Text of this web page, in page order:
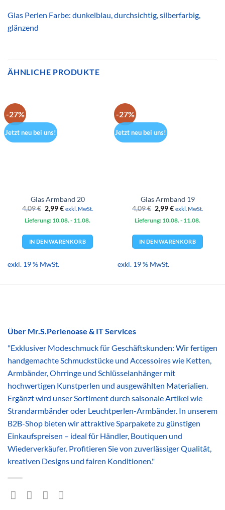
Glas Perlen Farbe: dunkelblau, durchsichtig, silberfarbig,
glänzend
ÄHNLICHE PRODUKTE
-27%
Jetzt neu bei uns!
Glas Armband 20
4,09€ Ursprünglicher
Preis
war:
2,99€Aktueller
ist:
exkl. MwSt.
Lieferung: 10.08. - 11.08.
IN DEN WARENKORB
exkl. 19 % MwSt.
-27%
Jetzt neu bei uns!
Glas Armband 19
4,09€ Ursprünglicher
Preis
war:
2,99€Aktueller
ist:
exkl. MwSt.
Lieferung: 10.08. - 11.08.
IN DEN WARENKORB
exkl. 19 % MwSt.
Über Mr.S.Perlenoase & IT Services
"Exklusiver Modeschmuck für Geschäftskunden: Wir fertigen
handgemachte Schmuckstücke und Accessoires wie Ketten,
Armbänder, Ohrringe und Schlüsselanhänger mit
hochwertigen Kunstperlen und ausgewählten Materialien.
Ergänzt wird unser Sortiment durch saisonale Artikel wie
Strandarmbänder oder Leuchtperlen-Armbänder. In unserem
B2B-Shop bieten wir attraktive Sparpakete zu günstigen
Einkaufspreisen – ideal für Händler, Boutiquen und
Wiederverkäufer. Profitieren Sie von zuverlässiger Qualität,
kreativen Designs und fairen Konditionen."